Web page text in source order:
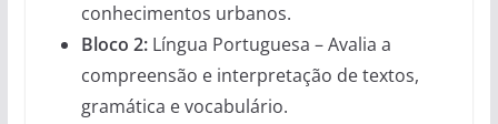
conhecimentos urbanos.
Bloco 2:Língua Portuguesa – Avalia a
compreensão e interpretação de textos,
gramática e vocabulário.